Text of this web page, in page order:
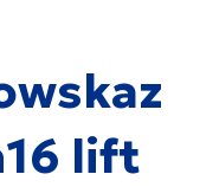
lift